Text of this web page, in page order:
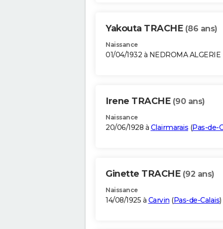
Yakouta TRACHE (86 ans)
Naissance
01/04/1932 à NEDROMA ALGERIE
Irene TRACHE (90 ans)
Naissance
20/06/1928 à Clairmarais (Pas-de-
Ginette TRACHE (92 ans)
Naissance
14/08/1925 à Carvin (Pas-de-Calais)